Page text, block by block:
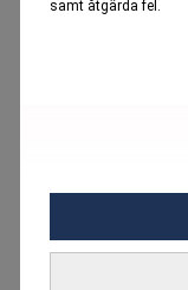
samt åtgärda fel.